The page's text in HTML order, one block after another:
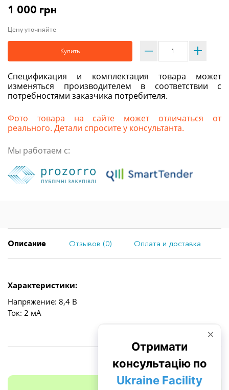
1 000 грн
Цену уточняйте
Купить
Спецификация и комплектация товара может
изменяться производителем в соответствии с
потребностями заказчика потребителя.
Фото товара на сайте может отличаться от
реального. Детали спросите у консультанта.
Мы работаем с:
Описание Отзывов (0) Оплата и доставка
Характеристики:
Напряжение: 8,4 В
Ток: 2 мА